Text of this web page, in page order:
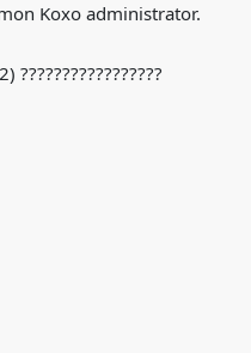
Koxo administrator.